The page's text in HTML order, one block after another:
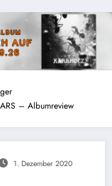
– Albumreview
1. Dezember 2020